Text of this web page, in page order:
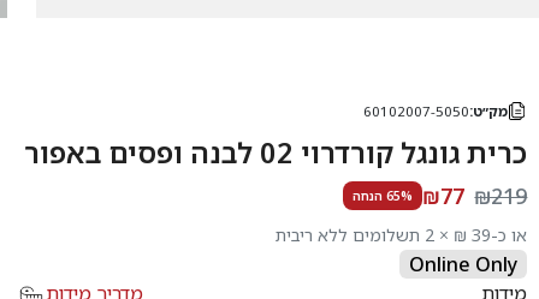
מק״ט:60102007-5050
כרית גונגל קורדרוי 02 לבנה ופסים באפור
₪219
₪77 65% הנחה
או כ-39 ₪ × 2 תשלומים ללא ריבית
Online Only
מידות
מדריך מידות